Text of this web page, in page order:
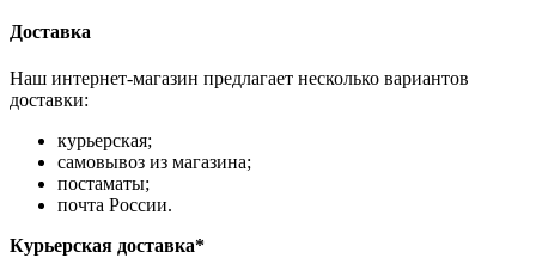
Доставка
Наш интернет-магазин предлагает несколько вариантов
доставки:
курьерская;
самовывоз из магазина;
постаматы;
почта России.
Курьерская доставка*